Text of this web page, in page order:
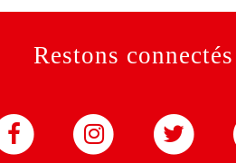
Restons connectés